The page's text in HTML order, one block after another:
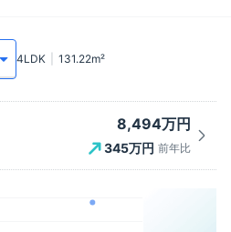
4LDK 131.22m²
8,494万円
345万円 前年比